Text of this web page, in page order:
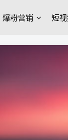
爆粉营销 短